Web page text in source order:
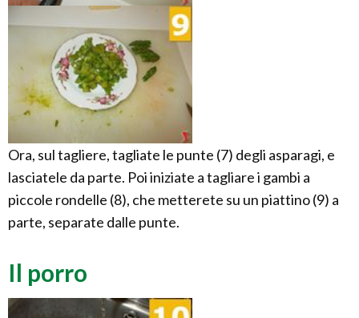
Ora, sul tagliere, tagliate le punte (7) degli asparagi, e
lasciatele da parte. Poi iniziate a tagliare i gambi a
piccole rondelle (8), che metterete su un piattino (9) a
parte, separate dalle punte.
Il porro